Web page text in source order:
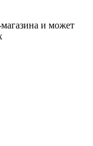
и может